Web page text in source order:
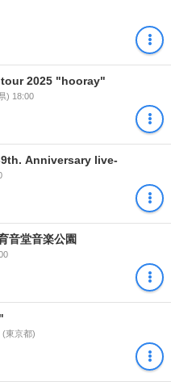
2025 "hooray"
) 18:00
Anniversary live-
音堂音楽公園
(東京都)